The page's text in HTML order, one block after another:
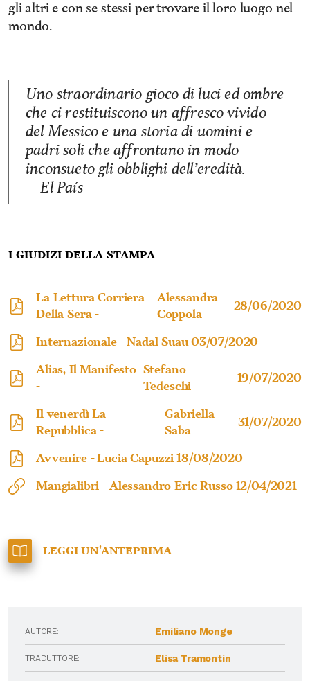
gli altri e con se stessi per trovare il loro luogo nel
mondo.
Uno straordinario gioco di luci ed ombre
che ci restituiscono un affresco vivido
del Messico e una storia di uomini e
padri soli che affrontano in modo
inconsueto gli obblighi dell’eredità.
— El País
I giudizi della stampa
La Lettura Corriera
Della Sera -
Alessandra
Coppola
28/06/2020
Internazionale - Nadal Suau 03/07/2020
Alias, Il Manifesto
-
Stefano
Tedeschi
19/07/2020
Il venerdì La
Repubblica -
Gabriella
Saba
31/07/2020
Avvenire - Lucia Capuzzi 18/08/2020
Mangialibri - Alessandro Eric Russo 12/04/2021
Leggi un'anteprima
AUTORE: Emiliano Monge
TRADUTTORE: Elisa Tramontin